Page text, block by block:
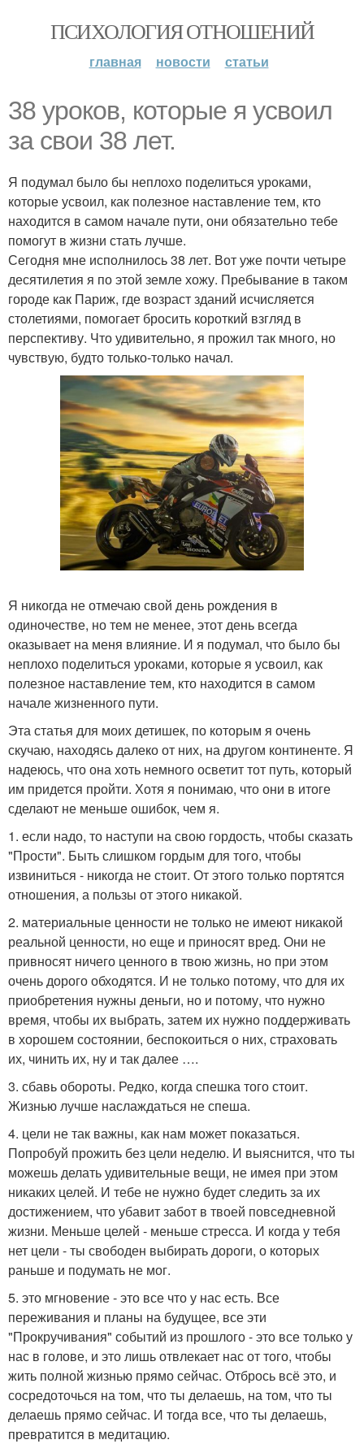
ПСИХОЛОГИЯ ОТНОШЕНИЙ
главная новости статьи
38 уроков, которые я усвоил
за свои 38 лет.
Я подумал было бы неплохо поделиться уроками,
которые усвоил, как полезное наставление тем, кто
находится в самом начале пути, они обязательно тебе
помогут в жизни стать лучше.
Сегодня мне исполнилось 38 лет. Вот уже почти четыре
десятилетия я по этой земле хожу. Пребывание в таком
городе как Париж, где возраст зданий исчисляется
столетиями, помогает бросить короткий взгляд в
перспективу. Что удивительно, я прожил так много, но
чувствую, будто только-только начал.
Я никогда не отмечаю свой день рождения в
одиночестве, но тем не менее, этот день всегда
оказывает на меня влияние. И я подумал, что было бы
неплохо поделиться уроками, которые я усвоил, как
полезное наставление тем, кто находится в самом
начале жизненного пути.
Эта статья для моих детишек, по которым я очень
скучаю, находясь далеко от них, на другом континенте. Я
надеюсь, что она хоть немного осветит тот путь, который
им придется пройти. Хотя я понимаю, что они в итоге
сделают не меньше ошибок, чем я.
1. если надо, то наступи на свою гордость, чтобы сказать
"Прости". Быть слишком гордым для того, чтобы
извиниться - никогда не стоит. От этого только портятся
отношения, а пользы от этого никакой.
2. материальные ценности не только не имеют никакой
реальной ценности, но еще и приносят вред. Они не
привносят ничего ценного в твою жизнь, но при этом
очень дорого обходятся. И не только потому, что для их
приобретения нужны деньги, но и потому, что нужно
время, чтобы их выбрать, затем их нужно поддерживать
в хорошем состоянии, беспокоиться о них, страховать
их, чинить их, ну и так далее ….
3. сбавь обороты. Редко, когда спешка того стоит.
Жизнью лучше наслаждаться не спеша.
4. цели не так важны, как нам может показаться.
Попробуй прожить без цели неделю. И выяснится, что ты
можешь делать удивительные вещи, не имея при этом
никаких целей. И тебе не нужно будет следить за их
достижением, что убавит забот в твоей повседневной
жизни. Меньше целей - меньше стресса. И когда у тебя
нет цели - ты свободен выбирать дороги, о которых
раньше и подумать не мог.
5. это мгновение - это все что у нас есть. Все
переживания и планы на будущее, все эти
"Прокручивания" событий из прошлого - это все только у
нас в голове, и это лишь отвлекает нас от того, чтобы
жить полной жизнью прямо сейчас. Отбрось всё это, и
сосредоточься на том, что ты делаешь, на том, что ты
делаешь прямо сейчас. И тогда все, что ты делаешь,
превратится в медитацию.